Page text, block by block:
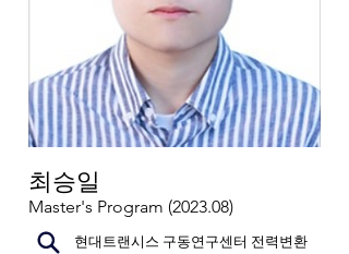
최승일
Master's Program (2023.08)
현대트랜시스 구동연구센터 전력변환